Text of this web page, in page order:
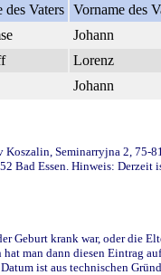
des Vaters Vorname des
Johann
Lorenz
Johann
Seminarryjna 2, 75-
Bad Essen. Hinweis: Derzeit
Geburt krank war, oder die
man dann diesen Eintrag
ist aus technischen